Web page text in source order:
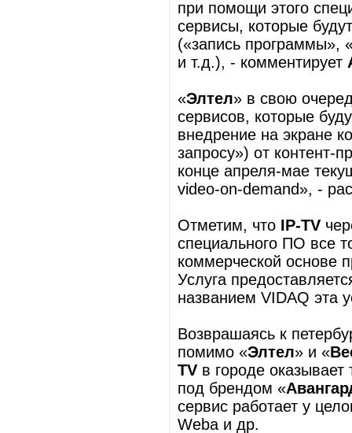
при помощи этого
сервисы, которые
(«запись программы»,
и т.д.), - комментирует
«Элтел» в свою
сервисов, которые
внедрение на экране
запросу») от контент-
конце апреля-мае
video-on-demand», -
Отметим, что IP-TV
специального ПО все
коммерческой основе
Услуга
названием VIDAQ эта
Возврашаясь к
помимо «Элтел» и «
TV в городе
под брендом «
сервис работает у
Weba и др.